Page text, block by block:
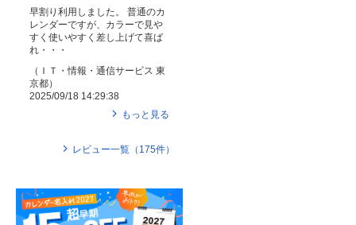
早割り利用しました。 普通のカ
レンダーですが、カラーで見や
すく使いやすく差し上げて喜ば
れ・・・
（ ＩＴ・情報・通信サービス 東
京都）
2025/09/18 14:29:38
もっと見る
レビュー一覧（ 175件）